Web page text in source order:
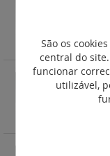
REF.
Light
São os
central do
funcionar
utilizável,